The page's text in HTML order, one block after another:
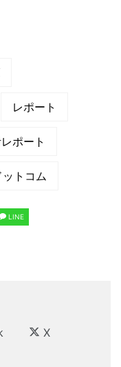
レポート
ポート
トコム
LINE
X